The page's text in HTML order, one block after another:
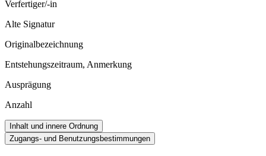
Verfertiger/-in
Alte Signatur
Originalbezeichnung
Entstehungszeitraum, Anmerkung
Ausprägung
Anzahl
Inhalt und innere Ordnung
Zugangs- und Benutzungsbestimmungen